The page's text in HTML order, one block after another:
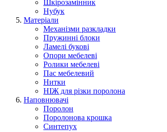
Шкірозамінник
Нубук
Матеріали
Механізми разкладки
Пружинні блоки
Ламелі букові
Опори мебелеві
Ролики мебелеві
Пас мебелевий
Нитки
НІЖ для різки поролона
Наповнювачі
Поролон
Поролонова крошка
Синтепух